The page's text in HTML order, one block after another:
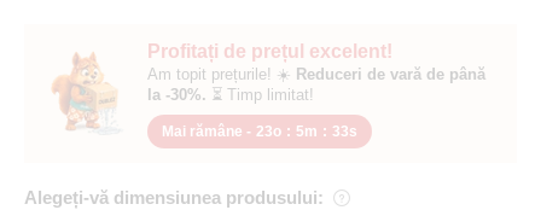
Profitați de prețul excelent!
Am topit prețurile! ☀️ Reduceri de vară de până
la -30%. ⏳ Timp limitat!
Mai rămâne - 23o : 5m : 32s
Alegeți-vă dimensiunea produsului: